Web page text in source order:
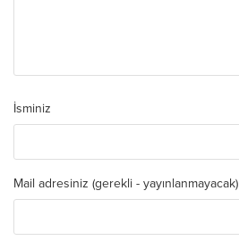
İsminiz
Mail adresiniz (gerekli - yayınlanmayacak)